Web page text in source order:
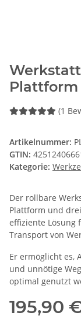
(1
Artikelnummer:
GTIN:
Kategorie:
Der rollbare
Plattform und
effiziente Lösung
Transport von
Er ermöglicht es,
und unnötige
optimal genutzt
195,90